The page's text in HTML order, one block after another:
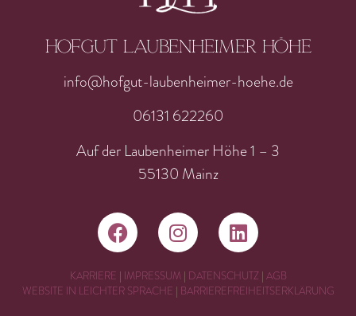
Hofgut laubenheimer höhe
info@hofgut-laubenheimer-hoehe.de
06131 622260
Auf der Laubenheimer Höhe 1 – 3
55130 Mainz
KARRIERE | IMPRESSUM| DATENSCHUTZ| AGB
WEBSITE IN LEICHTER SPRACHE | BARRIEREFREIHEITSERKLÄRUNG